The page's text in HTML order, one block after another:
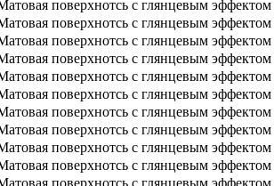
поверхнотсь с глянцевым эффектом
поверхнотсь с глянцевым эффектом
поверхнотсь с глянцевым эффектом
поверхнотсь с глянцевым эффектом
поверхнотсь с глянцевым эффектом
поверхнотсь с глянцевым эффектом
поверхнотсь с глянцевым эффектом
поверхнотсь с глянцевым эффектом
поверхнотсь с глянцевым эффектом
поверхнотсь с глянцевым эффектом